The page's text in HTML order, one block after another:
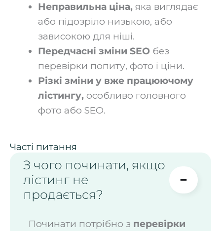
Неправильна ціна, яка виглядає
або підозріло низькою, або
зависокою для ніші.
Передчасні зміни SEO без
перевірки попиту, фото і ціни.
Різкі зміни у вже працюючому
лістингу, особливо головного
фото або SEO.
Часті питання
З чого починати, якщо
лістинг не
продається?
Починати потрібно з перевірки